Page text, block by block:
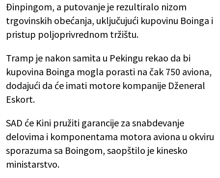
Đinpingom, a putovanje je rezultiralo nizom
trgovinskih obećanja, uključujući kupovinu Boinga i
pristup poljoprivrednom tržištu.
Tramp je nakon samita u Pekingu rekao da bi
kupovina Boinga mogla porasti na čak 750 aviona,
dodajući da će imati motore kompanije Dženeral
Eskort.
SAD će Kini pružiti garancije za snabdevanje
delovima i komponentama motora aviona u okviru
sporazuma sa Boingom, saopštilo je kinesko
ministarstvo.